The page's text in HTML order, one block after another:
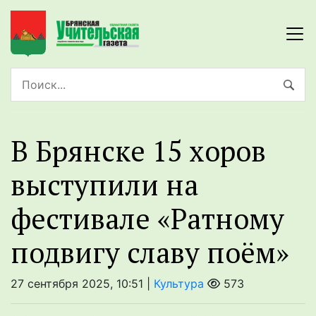
В Брянске 15 хоров
выступили на
фестивале «Ратному
подвигу славу поём»
27 сентября 2025, 10:51 | Культура 573